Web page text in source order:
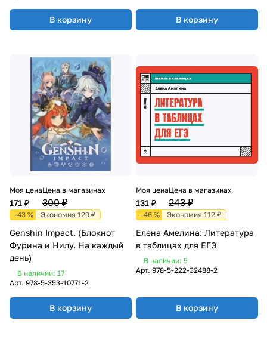
В корзину В корзину
Моя цена
171 ₽
Цена в магазинах
300 ₽
-43 % Экономия 129 ₽
Genshin Impact. (Блокнот
Фурина и Нилу. На каждый
день)
В наличии: 17
Арт. 978-5-353-10771-2
В корзину
Моя цена
131 ₽
Цена в магазинах
243 ₽
-46 % Экономия 112 ₽
Елена Амелина: Литература
в таблицах для ЕГЭ
В наличии: 5
Арт. 978-5-222-32488-2
В корзину